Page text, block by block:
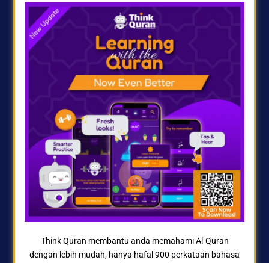
Think Quran membantu anda memahami Al-Quran
dengan lebih mudah, hanya hafal 900 perkataan bahasa